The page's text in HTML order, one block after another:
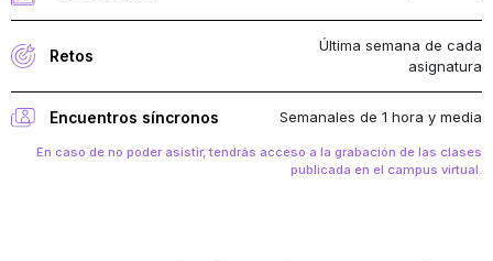
Retos
Última semana de cada
asignatura
Encuentros síncronos Semanales de 1 hora y media
En caso de no poder asistir, tendrás acceso a la grabación de las clases
publicada en el campus virtual.